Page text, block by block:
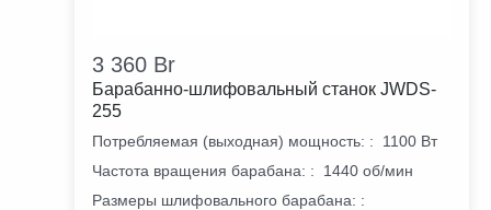
3 360 Br
Барабанно-шлифовальный станок JWDS-
255
Потребляемая (выходная) мощность: :
1100 Вт
Частота вращения барабана: :
1440 об/мин
Размеры шлифовального барабана: :